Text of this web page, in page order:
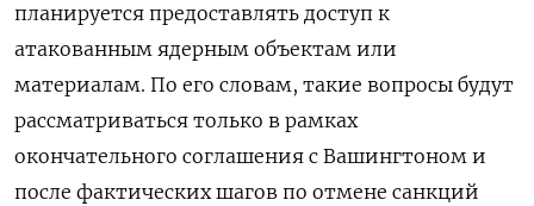
планируется предоставлять доступ к
атакованным ядерным ‌объектам или
материалам. По его словам, такие вопросы ​будут
рассматриваться только в рамках
окончательного соглашения с Вашингтоном и
‌после фактических шагов по отмене санкций